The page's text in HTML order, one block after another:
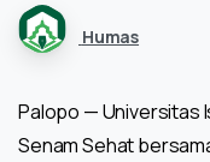
Humas
Palopo — Universitas
Senam Sehat